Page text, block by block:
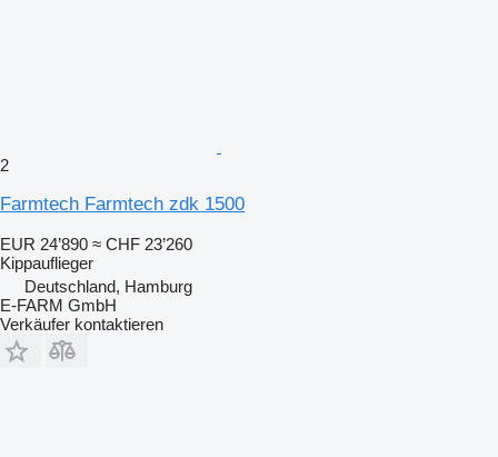
2
Farmtech Farmtech zdk 1500
EUR 24’890 ≈ CHF 23’260
Kippauflieger
Deutschland, Hamburg
E-FARM GmbH
Verkäufer kontaktieren